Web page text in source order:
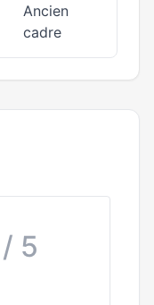
Ancien
cadre
/ 5